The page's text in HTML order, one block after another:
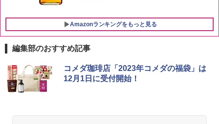
Amazonランキングをもっと見る
1
チキンラーメン どんぶり 85g×12個 日清
食品 インスタント カップ麺
1
[山善] スチームオーブンレンジ 25L 一人
暮らし 二人暮らし フラットテーブル ス
チーム調理 自動メニュー19種搭載 角皿
編集部のおすすめ記事
コメダ珈琲店「2023年コメダの福袋」は
12月1日に受付開始！